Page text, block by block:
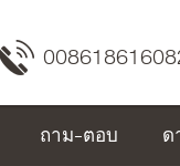
ถาม-ตอบ ด